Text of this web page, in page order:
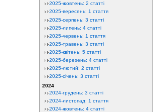
2025-жовтень: 2 статті
2025-вересень: 1 стаття
2025-серпень: 3 статті
2025-липень: 4 статті
2025-червень: 1 стаття
2025-травень: 3 статті
2025-квітень: 5 статті
2025-березень: 4 статті
2025-лютий: 2 статті
2025-січень: 3 статті
2024
2024-грудень: 3 статті
2024-листопад: 1 стаття
2024-жовтень: 4 статті